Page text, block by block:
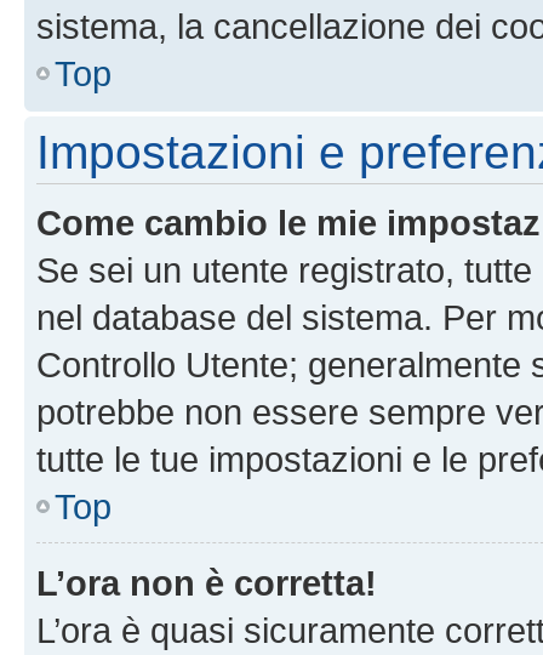
sistema, la cancellazione dei
Top
Impostazioni e
Come cambio le mie
Se sei un utente registrato,
nel database del sistema. Per
Controllo Utente; generalmente
potrebbe non essere sempre
tutte le tue impostazioni e le
Top
L’ora non è corretta!
L’ora è quasi sicuramente